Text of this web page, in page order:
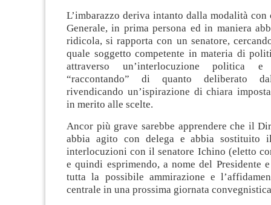
L’imbarazzo deriva intanto dalla modalità
Generale, in prima persona ed in maniera
ridicola, si rapporta con un senatore,
quale soggetto competente in materia di
attraverso un’interlocuzione politica
“raccontando” di quanto deliberato
rivendicando un’ispirazione di chiara
in merito alle scelte.
Ancor più grave sarebbe apprendere che il
abbia agito con delega e abbia sostituito
interlocuzioni con il senatore Ichino (eletto
e quindi esprimendo, a nome del Presidente e
tutta la possibile ammirazione e
centrale in una prossima giornata